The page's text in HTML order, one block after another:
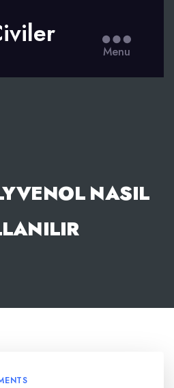
Menu
NASIL